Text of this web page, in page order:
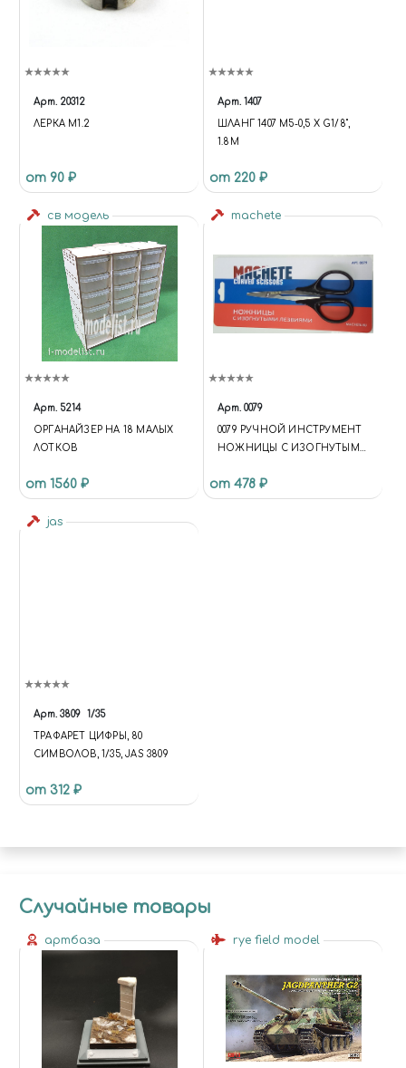
Арт. 20312
ЛЕРКА М1.2
от 90 ₽
Арт. 1407
ШЛАНГ 1407 M5-0,5 Х G1/8",
1.8М
от 220 ₽
св модель
Арт. 5214
ОРГАНАЙЗЕР НА 18 МАЛЫХ
ЛОТКОВ
от 1560 ₽
machete
Арт. 0079
0079 РУЧНОЙ ИНСТРУМЕНТ
НОЖНИЦЫ С ИЗОГНУТЫМИ
от 478 ₽
jas
Арт. 3809 1/35
ТРАФАРЕТ ЦИФРЫ, 80
СИМВОЛОВ, 1/35, JAS 3809
от 312 ₽
Случайные товары
артбаза rye field model